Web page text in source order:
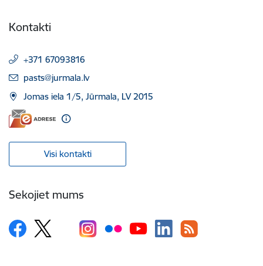
Kontakti
+371 67093816
E-pasts:
pasts@jurmala.lv
Jomas iela 1/5, Jūrmala, LV 2015
Visi kontakti
Sekojiet mums